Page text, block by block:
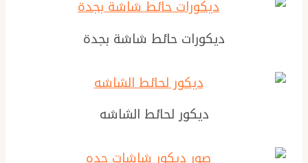
ديكورات حائط شاشة بجدة
ديكور لحائط الشاشه